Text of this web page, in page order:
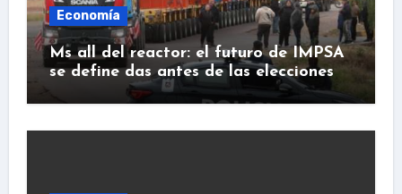
Economía
Ms all del reactor: el futuro de IMPSA
se define das antes de las elecciones